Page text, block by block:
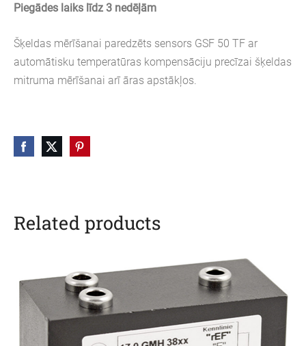
Piegādes laiks līdz 3 nedēļām
Šķeldas mērīšanai paredzēts sensors GSF 50 TF ar
automātisku temperatūras kompensāciju precīzai šķeldas
mitruma mērīšanai arī āras apstākļos.
Related products